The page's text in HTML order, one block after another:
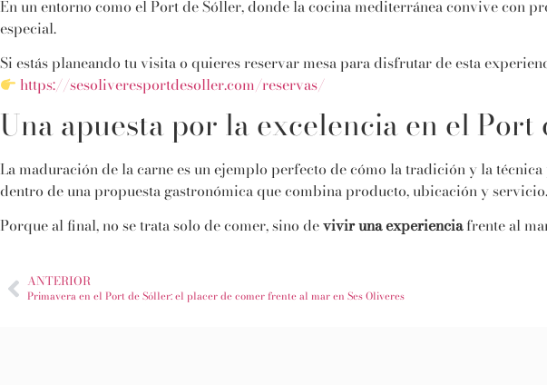
En un entorno como el Port de Sóller, donde la cocina mediterránea convive con
especial.
Si estás planeando tu visita o quieres reservar mesa para disfrutar de esta
https://sesoliveresportdesoller.com/reservas/
Una apuesta por la excelencia en el Port
La maduración de la carne es un ejemplo perfecto de cómo la tradición y la
dentro de una propuesta gastronómica que combina producto, ubicación y servicio.
Porque al final, no se trata solo de comer, sino de vivir una experienciafrente al
ANTERIOR
Primavera en el Port de Sóller: el placer de comer frente al mar en Ses Oliveres